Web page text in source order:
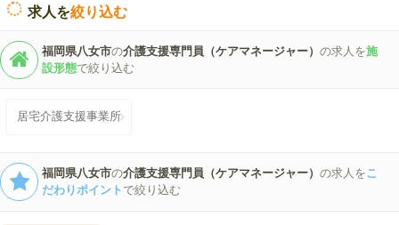
求人を絞り込む
福岡県八女市の介護支援専門員（ケアマネージャー）の求人を施
設形態で絞り込む
居宅介護支援事業所
福岡県八女市の介護支援専門員（ケアマネージャー）の求人をこ
だわりポイント で絞り込む